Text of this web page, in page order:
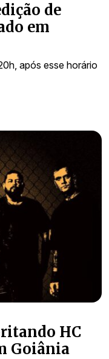
de
em
após esse horário
HC
Goiânia